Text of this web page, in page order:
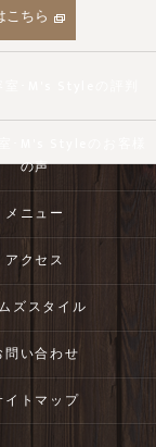
こちら
の声
メニュー
アクセス
ズスタイル
問い合わせ
イトマップ